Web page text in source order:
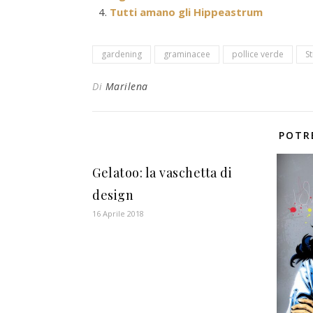
Tutti amano gli Hippeastrum
gardening graminacee pollice verde
Di Marilena
Gelatoo: la vaschetta di
design
16 Aprile 2018